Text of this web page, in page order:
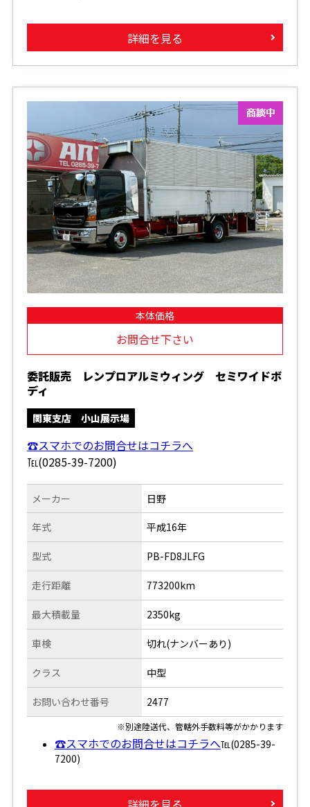
詳細を見る
本体価格
お問合せ下さい
委託販売 レンプロアルミウィング セミワイドボ
ディ
関東支店 小山展示場
☎スマホでのお問合せはコチラへ
℡(0285-39-7200)
メーカー
年式
型式
走行距離
日野
平成16年
PB-FD8JLFG
773200km
最大積載量
車検
クラス
お問い合わせ番号
2350kg
切れ(ナンバーあり)
中型
2477
※別途陸送代、管轄外手数料等がかかります
☎スマホでのお問合せはコチラへ℡(0285-39-
7200)